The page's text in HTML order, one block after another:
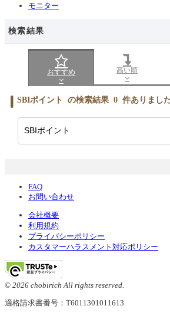
モニター
検索結果
おすすめ 高い順
SBIポイント の検索結果 0 件ありまし
FAQ
お問い合わせ
会社概要
利用規約
プライバシーポリシー
カスタマーハラスメント対応ポリシー
© 2026 chobirich All rights reserved.
適格請求書番号：T6011301011613